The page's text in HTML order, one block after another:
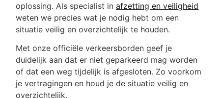
oplossing. Als specialist inafzetting en veiligheid
weten we precies wat je nodig hebt om een
situatie veilig en overzichtelijk te houden.
Met onze officiële verkeersborden geef je
duidelijk aan dat er niet geparkeerd mag worden
of dat een weg tijdelijk is afgesloten. Zo voorkom
je vertragingen en houd je de situatie veilig en
overzichtelijk.